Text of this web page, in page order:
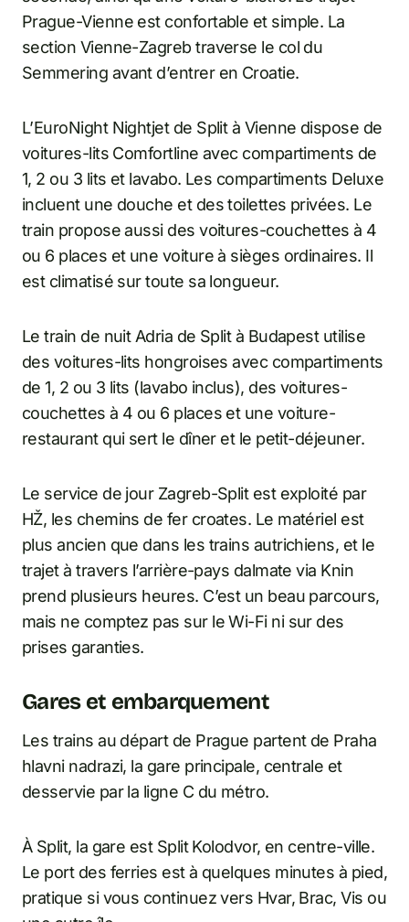
Prague-Vienne est confortable et simple. La
section Vienne-Zagreb traverse le col du
Semmering avant d’entrer en Croatie.
L’EuroNight Nightjet de Split à Vienne dispose de
voitures-lits Comfortline avec compartiments de
1, 2 ou 3 lits et lavabo. Les compartiments Deluxe
incluent une douche et des toilettes privées. Le
train propose aussi des voitures-couchettes à 4
ou 6 places et une voiture à sièges ordinaires. Il
est climatisé sur toute sa longueur.
Le train de nuit Adria de Split à Budapest utilise
des voitures-lits hongroises avec compartiments
de 1, 2 ou 3 lits (lavabo inclus), des voitures-
couchettes à 4 ou 6 places et une voiture-
restaurant qui sert le dîner et le petit-déjeuner.
Le service de jour Zagreb-Split est exploité par
HŽ, les chemins de fer croates. Le matériel est
plus ancien que dans les trains autrichiens, et le
trajet à travers l’arrière-pays dalmate via Knin
prend plusieurs heures. C’est un beau parcours,
mais ne comptez pas sur le Wi-Fi ni sur des
prises garanties.
Gares et embarquement
Les trains au départ de Prague partent de Praha
hlavni nadrazi, la gare principale, centrale et
desservie par la ligne C du métro.
À Split, la gare est Split Kolodvor, en centre-ville.
Le port des ferries est à quelques minutes à pied,
pratique si vous continuez vers Hvar, Brac, Vis ou